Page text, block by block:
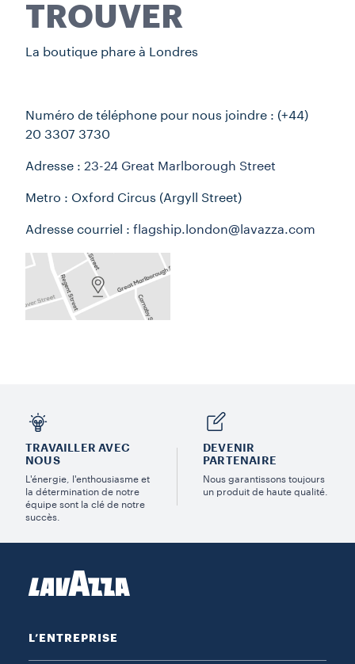
TROUVER
La boutique phare à Londres
Numéro de téléphone pour nous joindre : (+44)
20 3307 3730
Adresse : 23-24 Great Marlborough Street
Metro : Oxford Circus (Argyll Street)
Adresse courriel : flagship.london@lavazza.com
TRAVAILLER AVEC
NOUS
L'énergie, l'enthousiasme et
la détermination de notre
équipe sont la clé de notre
succès.
DEVENIR
PARTENAIRE
Nous garantissons toujours
un produit de haute qualité.
L’ENTREPRISE